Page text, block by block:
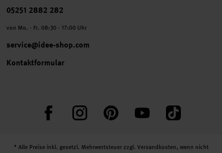
Telefonnummer
05251 2882 282
von Mo. - Fr. 08:30 - 17:00 Uhr
service@idee-shop.com
Kontaktformular
FacebookInstagram PinterestYouTube TikTok
* Alle Preise inkl. gesetzl. Mehrwertsteuer zzgl. Versandkosten, wenn nicht